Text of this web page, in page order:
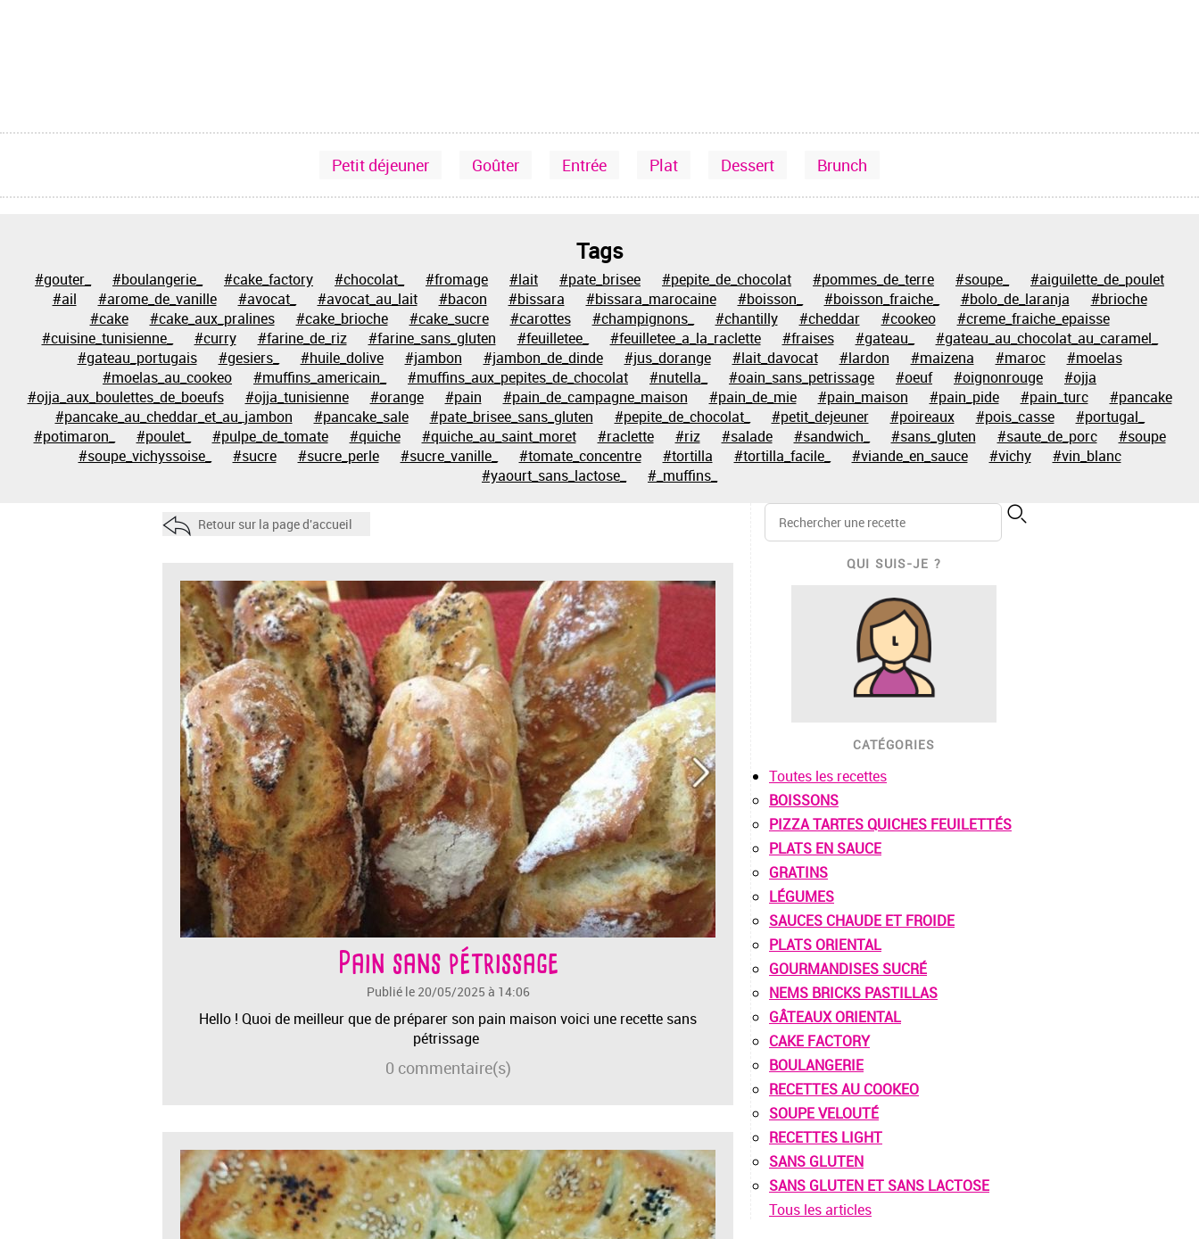
Petit déjeuner Goûter Entrée Plat Dessert Brunch
Tags
#gouter_ #boulangerie_ #cake_factory #chocolat_ #fromage #lait #pate_brisee #pepite_de_chocolat #pommes_de_terre #soupe_
#aiguilette_de_poulet
#ail
#arome_de_vanille #avocat_ #avocat_au_lait #bacon #bissara #bissara_marocaine #boisson_ #boisson_fraiche_ #bolo_de_laranja
#brioche
#cake
#cake_aux_pralines #cake_brioche #cake_sucre #carottes #champignons_ #chantilly #cheddar #cookeo
#creme_fraiche_epaisse
#cuisine_tunisienne_
#curry #farine_de_riz #farine_sans_gluten #feuilletee_ #feuilletee_a_la_raclette #fraises #gateau_
#gateau_au_chocolat_au_caramel_
#gateau_portugais
#gesiers_ #huile_dolive #jambon #jambon_de_dinde #jus_dorange #lait_davocat #lardon #maizena #maroc
#moelas
#moelas_au_cookeo
#muffins_americain_ #muffins_aux_pepites_de_chocolat #nutella_ #oain_sans_petrissage #oeuf #oignonrouge
#ojja
#ojja_aux_boulettes_de_boeufs
#ojja_tunisienne #orange #pain #pain_de_campagne_maison #pain_de_mie #pain_maison #pain_pide #pain_turc
#pancake
#pancake_au_cheddar_et_au_jambon
#pancake_sale #pate_brisee_sans_gluten #pepite_de_chocolat_ #petit_dejeuner #poireaux #pois_casse
#portugal_
#potimaron_
#poulet_ #pulpe_de_tomate #quiche #quiche_au_saint_moret #raclette #riz #salade #sandwich_ #sans_gluten #saute_de_porc
#soupe
#soupe_vichyssoise_
#sucre #sucre_perle #sucre_vanille_ #tomate_concentre #tortilla #tortilla_facile_ #viande_en_sauce #vichy
#vin_blanc
#yaourt_sans_lactose_
#_muffins_
Retour sur la page d'accueil
Pain sans pétrissage
Publié le 20/05/2025 à 14:06
Hello ! Quoi de meilleur que de préparer son pain maison voici une recette sans
pétrissage
0 commentaire(s)
QUI SUIS-JE ?
CATÉGORIES
Toutes les recettes
BOISSONS
PIZZA TARTES QUICHES FEUILETTÉS
PLATS EN SAUCE
GRATINS
LÉGUMES
SAUCES CHAUDE ET FROIDE
PLATS ORIENTAL
GOURMANDISES SUCRÉ
NEMS BRICKS PASTILLAS
GÂTEAUX ORIENTAL
CAKE FACTORY
BOULANGERIE
RECETTES AU COOKEO
SOUPE VELOUTÉ
RECETTES LIGHT
SANS GLUTEN
SANS GLUTEN ET SANS LACTOSE
Tous les articles